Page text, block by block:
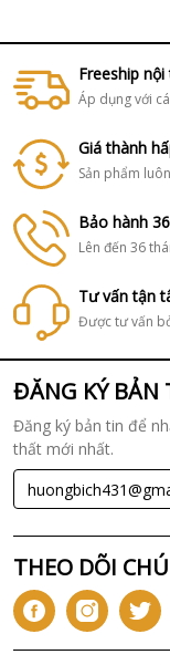
Freeship
Áp dụng với
Giá thành
Sản phẩm
Bảo hành
Lên đến 36
Tư vấn tận
Được tư vấn
ĐĂNG KÝ BẢN
Đăng ký bản tin để
thất mới nhất.
THEO DÕI